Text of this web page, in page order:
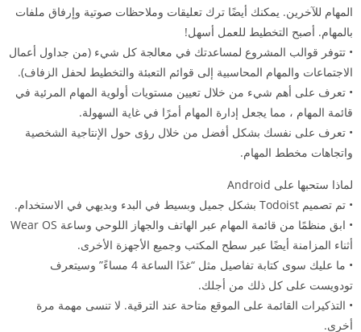
المهام للآخرين. يمكنك أيضًا ترك تعليقات وملاحظات صوتية وإرفاق ملفات
بالمهام. أصبح التخطيط للعمل أسهل!
• تتوفر قوالب المشروع لمساعدتك في معالجة كل شيء (من جداول أعمال
الاجتماعات والمهام المحاسبية إلى قوائم التعبئة والتخطيط لحفل الزفاف).
• تعرف على أهم شيء من خلال تعيين مستويات أولوية المهام المرئية في
قائمة المهام ، مما يجعل إدارة المهام أمرًا في غاية السهولة.
• تعرف على نفسك بشكل أفضل من خلال رؤى حول الإنتاجية الشخصية
واتجاهات مخطط المهام.
لماذا ستحبها على Android
• تم تصميم Todoist بشكل جميل وبسيط في البدء وبديهي في الاستخدام.
• ابق منظمًا من قائمة المهام عبر الهاتف والجهاز اللوحي وساعة Wear OS
أثناء المزامنة أيضًا عبر سطح المكتب وجميع الأجهزة الأخرى.
• ما عليك سوى كتابة تفاصيل مثل “غدًا الساعة 4 مساءً” وسيتعرف
تودويست على كل ذلك من أجلك.
• التذكيرات القائمة على الموقع متاحة عند الترقية. لا تنسى مهمة مرة
أخرى.